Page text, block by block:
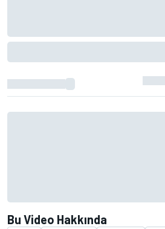
Bu Video Hakkında